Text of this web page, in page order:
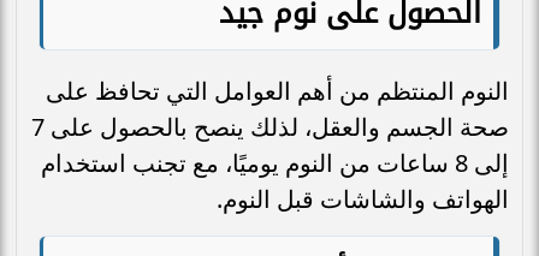
الحصول على نوم جيد
النوم المنتظم من أهم العوامل التي تحافظ على
صحة الجسم والعقل، لذلك ينصح بالحصول على 7
إلى 8 ساعات من النوم يوميًا، مع تجنب استخدام
الهواتف والشاشات قبل النوم.